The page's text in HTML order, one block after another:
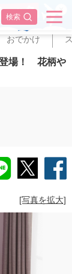
検索
✕
おでかけ
登場！ 花柄や
[写真を拡大]